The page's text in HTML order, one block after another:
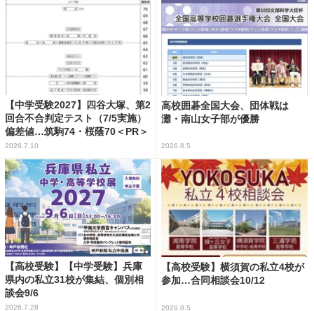
【中学受験2027】四谷大塚、第2
回合不合判定テスト（7/5実施）
偏差値…筑駒74・桜蔭70＜PR＞
2026.7.10
高校囲碁全国大会、団体戦は
灘・南山女子部が優勝
2026.8.5
【高校受験】【中学受験】兵庫
県内の私立31校が集結、個別相
談会9/6
2026.7.28
【高校受験】横須賀の私立4校が
参加…合同相談会10/12
2026.8.5